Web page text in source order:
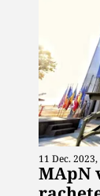
11 Dec.
MApN